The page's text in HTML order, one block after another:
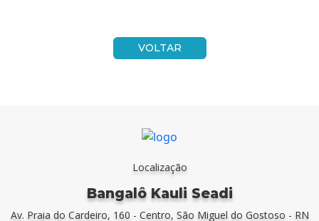
VOLTAR
Localização
Bangalô Kauli Seadi
Av. Praia do Cardeiro, 160 - Centro, São Miguel do Gostoso - RN